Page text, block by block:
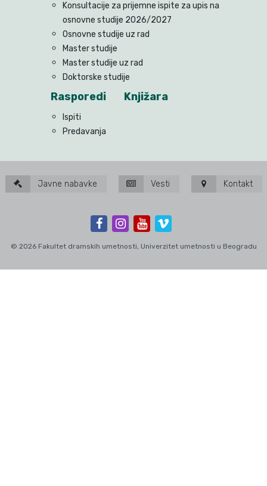
Konsultacije za prijemne ispite za upis na
osnovne studije 2026/2027
Osnovne studije uz rad
Master studije
Master studije uz rad
Doktorske studije
Rasporedi
Ispiti
Predavanja
Knjižara
Javne nabavke Vesti Kontakt
© 2026 Fakultet dramskih umetnosti, Univerzitet umetnosti u Beogradu